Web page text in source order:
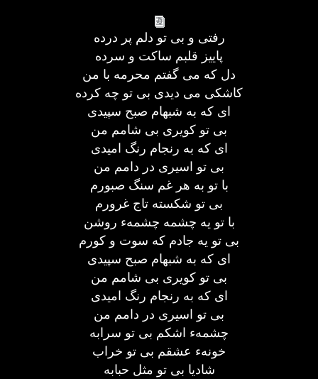
رفتی و بی تو دلم پر درده
پاییز قلبم ساکت و سرده
دل که می گفتم محرمه با من
کاشکی می دیدی بی تو چه کرده
ای که به شبهام صبح سپیدی
بی تو کویری بی شامم من
ای که به رنجام رنگ امیدی
بی تو اسیری در دامم من
با تو به هر غم سنگ صبورم
بی تو شکسته تاج غرورم
با تو یه چشمه چشمهء روشن
بی تو یه جادم که سوت و کورم
ای که به شبهام صبح سپیدی
بی تو کویری بی شامم من
ای که به رنجام رنگ امیدی
بی تو اسیری در دامم من
چشمهء اشکم بی تو سرابه
خونهء عشقم بی تو خراب
شادیا بی تو مثل حبابه